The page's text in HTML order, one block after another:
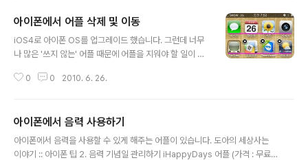
메시지 화면 그런데 2줄 이상일 때는 문자 개수가 잘 나타나지만, 1줄일 때는 나
타나지 않습니다. 그러면 1줄일 때도 나타나게 하려면 어떻게 해야 할까요? 1줄
일 때도 문자 개수 설정 보이기 다시 아까의 설정 화면으로 가 봅시다..
아이폰에서 어플 삭제 및 이동
iOS4로 아이폰 OS를 업그레이드 했습니다. 그런데 너무
나 많은 '쓰지 않는' 어플 때문에 어플을 지워야 할 일이 생
워도 되겠지만, 그게 귀찮은 때도 분명 있습니다. 어플 삭제
고요? 아래와 같이 놓고 보면 좀더 확실해집니다. 위 그림
에서 캘린더 아이콘의 왼쪽 아래와 한컴뷰어 아이콘의 오
른쪽 아래가 약간 기울어져 있음이 나타납니다. 특히 한컴
0 0 2010. 6. 26.
아이폰에서 음력 사용하기
아이폰에서 음력을 사용할 수 있게 해주는 어플이 있습니다. 도아의 세상사는
이야기 :: 아이폰 팁 2. 음력 기념일 관리하기 iHappyDays 어플 (가격 : 무료)